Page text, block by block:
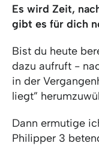
Es wird Zeit,
gibt es für dich
Bist du heute
dazu aufruft -
in der
liegt”
Dann ermutige
Philipper 3